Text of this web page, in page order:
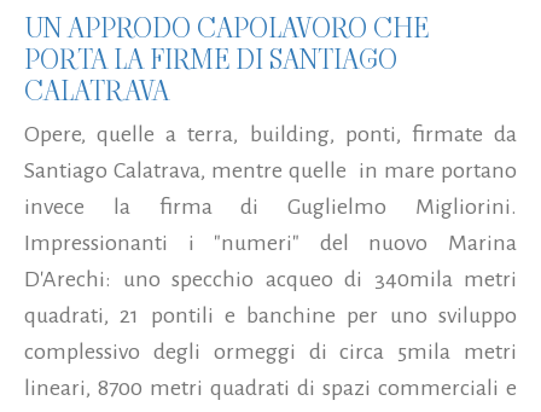
UN APPRODO CAPOLAVORO CHE
PORTA LA FIRME DI SANTIAGO
CALATRAVA
Opere, quelle a terra, building, ponti, firmate da
Santiago Calatrava, mentre quelle in mare portano
invece la firma di Guglielmo Migliorini.
Impressionanti i "numeri" del nuovo Marina
D'Arechi: uno specchio acqueo di 340mila metri
quadrati, 21 pontili e banchine per uno sviluppo
complessivo degli ormeggi di circa 5mila metri
lineari, 8700 metri quadrati di spazi commerciali e